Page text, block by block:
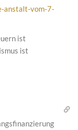
anstalt-vom-7-
ist
ist